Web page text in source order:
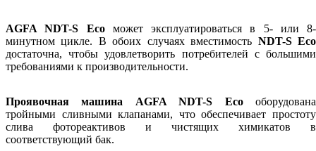
AGFA NDT-S Ecoможет эксплуатироваться в 5- или 8-
минутном цикле. В обоих случаях вместимость NDT-S Eco
достаточна, чтобы удовлетворить потребителей с большими
требованиями к производительности.
Проявочная машина AGFA NDT-S Ecoоборудована
тройными сливными клапанами, что обеспечивает простоту
слива фотореактивов и чистящих химикатов в
соответствующий бак.